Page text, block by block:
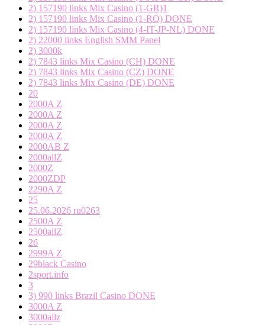
2) 157190 links Mix Casino (1-GR)1
2) 157190 links Mix Casino (1-RO) DONE
2) 157190 links Mix Casino (4-IT-JP-NL) DONE
2) 22000 links English SMM Panel
2) 3000k
2) 7843 links Mix Casino (CH) DONE
2) 7843 links Mix Casino (CZ) DONE
2) 7843 links Mix Casino (DE) DONE
20
2000A Z
2000A Z
2000A Z
2000A Z
2000AB Z
2000allZ
2000Z
2000ZDP
2290A Z
25
25.06.2026 ru0263
2500A Z
2500allZ
26
2999A Z
29black Casino
2sport.info
3
3) 990 links Brazil Casino DONE
3000A Z
3000allz